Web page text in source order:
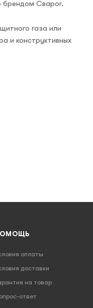
брендом Сварог.
газа или
и конструктивных
оплаты
доставки
на товар
ответ